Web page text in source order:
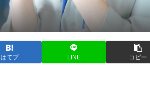
はてブ LINE コピー